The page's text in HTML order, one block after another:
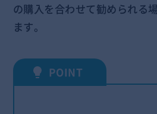
の購入を合わせて勧められる
ます。